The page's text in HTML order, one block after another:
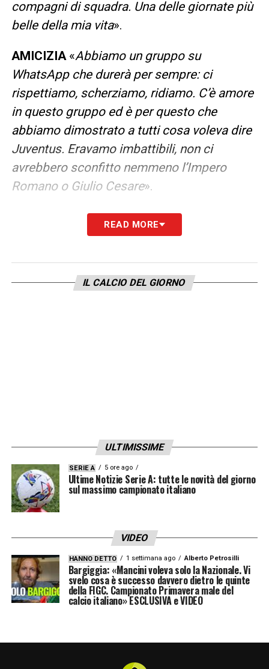
compagni di squadra. Una delle giornate più
belle della mia vita».
AMICIZIA«Abbiamo un gruppo su
WhatsApp che durerà per sempre: ci
rispettiamo, scherziamo, ridiamo. C’è amore
in questo gruppo ed è per questo che
abbiamo dimostrato a tutti cosa voleva dire
Juventus. Eravamo imbattibili, non ci
avrebbero sconfitto nemmeno l’Impero
Romano o Giulio Cesare».
IL PASSO IN AVANTI SUL 1995
dopo giorno la squadra è maturata,
determinazione, ha avuto la forza di credere
nel lavoro e nella mentalità inculcata dal
le qualità della Juventus».
MARCELLO LIPPI«Ha cambiato un po’ il
calcio, con un 4-3-3 incredibile: una squadra
pronta a combattere, ma anche in grado di
andare alla riconquista della palla. Lui
sapeva motivare la squadra e ci trattava tutti
alla stessa maniera, facendoci sentire
importanti: un condottiero».
READ MORE
IL CALCIO DEL GIORNO
ULTIMISSIME
SERIE A 5 ore ago
Ultime Notizie Serie A: tutte le novità del giorno
sul massimo campionato italiano
VIDEO
HANNO DETTO 1 settimana ago Alberto Petrosilli
Bargiggia: «Mancini voleva solo la Nazionale. Vi
svelo cosa è successo davvero dietro le quinte
della FIGC. Campionato Primavera male del
calcio italiano» ESCLUSIVA e VIDEO